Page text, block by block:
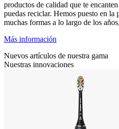
productos de calidad que te
puedas reciclar. Hemos puesto en la
muchas formas a lo largo de los
Más información
Nuevos artículos de nuestra gama
Nuestras innovaciones